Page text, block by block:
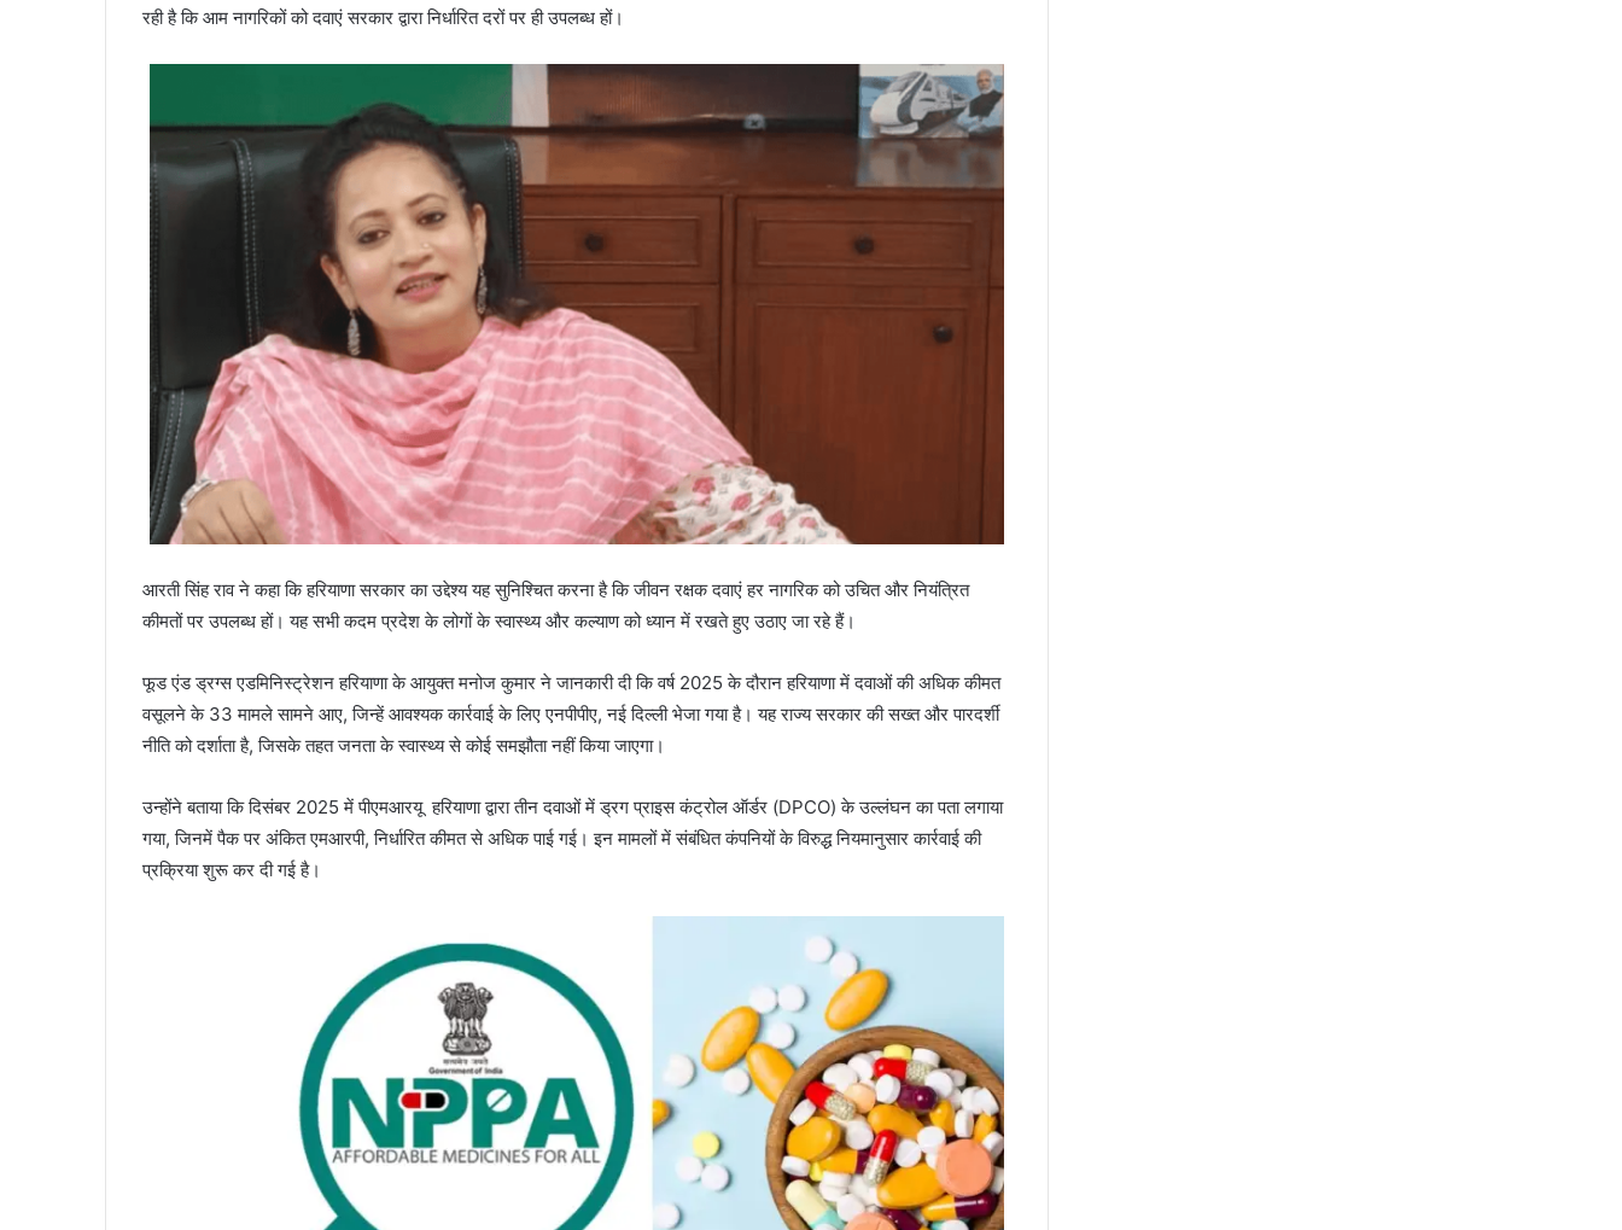
रही है कि आम नागरिकों को दवाएं सरकार द्वारा निर्धारित दरों पर ही उपलब्ध हों।
आरती सिंह राव ने कहा कि हरियाणा सरकार का उद्देश्य यह सुनिश्चित करना है कि जीवन रक्षक दवाएं हर नागरिक को उचित और नियंत्रित
कीमतों पर उपलब्ध हों। यह सभी कदम प्रदेश के लोगों के स्वास्थ्य और कल्याण को ध्यान में रखते हुए उठाए जा रहे हैं।
फूड एंड ड्रग्स एडमिनिस्ट्रेशन हरियाणा के आयुक्त मनोज कुमार ने जानकारी दी कि वर्ष 2025 के दौरान हरियाणा में दवाओं की अधिक कीमत
वसूलने के 33 मामले सामने आए, जिन्हें आवश्यक कार्रवाई के लिए एनपीपीए, नई दिल्ली भेजा गया है। यह राज्य सरकार की सख्त और पारदर्शी
नीति को दर्शाता है, जिसके तहत जनता के स्वास्थ्य से कोई समझौता नहीं किया जाएगा।
उन्होंने बताया कि दिसंबर 2025 में पीएमआरयू हरियाणा द्वारा तीन दवाओं में ड्रग प्राइस कंट्रोल ऑर्डर (DPCO) के उल्लंघन का पता लगाया
गया, जिनमें पैक पर अंकित एमआरपी, निर्धारित कीमत से अधिक पाई गई। इन मामलों में संबंधित कंपनियों के विरुद्ध नियमानुसार कार्रवाई की
प्रक्रिया शुरू कर दी गई है।